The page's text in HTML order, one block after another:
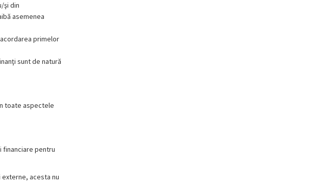
şi din
asemenea
primelor
sunt de natură
toate aspectele
financiare pentru
externe, acesta nu